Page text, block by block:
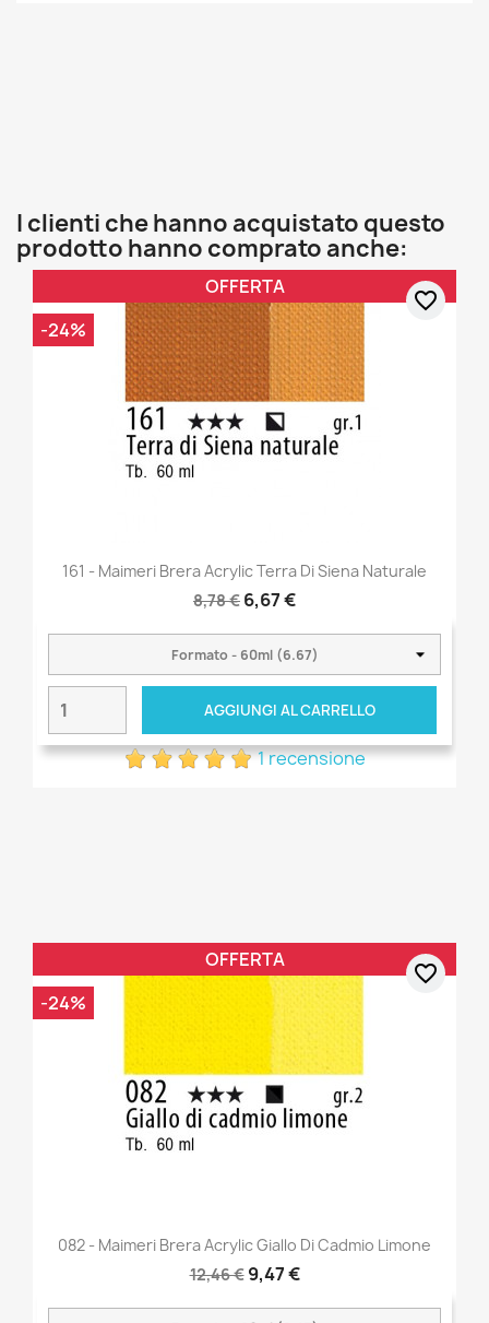
I clienti che hanno acquistato questo
prodotto hanno comprato anche:
161 - Maimeri Brera Acrylic Terra Di Siena Naturale
8,78 € 6,67 €
AGGIUNGI AL CARRELLO
1 recensione
OFFERTA
-24%
favorite_border
082 - Maimeri Brera Acrylic Giallo Di Cadmio Limone
12,46 € 9,47 €
OFFERTA
-24%
favorite_border